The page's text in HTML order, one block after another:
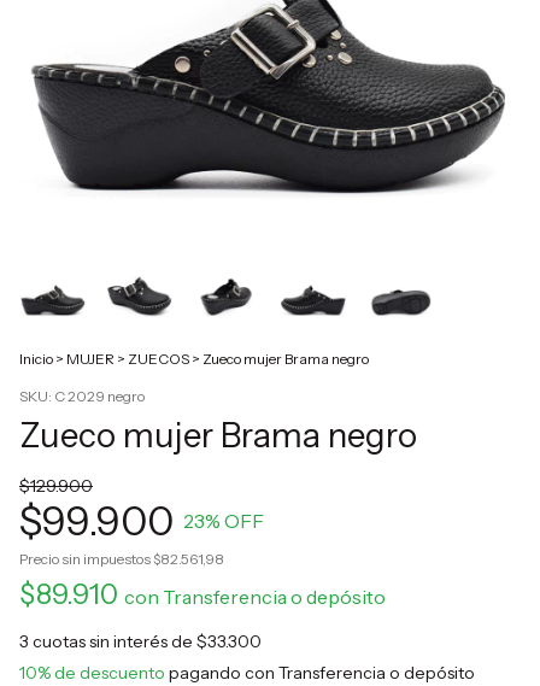
Inicio > MUJER > ZUECOS > Zueco mujer Brama negro
SKU: C 2029 negro
Zueco mujer Brama negro
$129.900
$99.900 23% OFF
Precio sin impuestos$82.561,98
$89.910 con Transferencia o depósito
3 cuotas sin interés de $33.300
10% de descuento pagando con Transferencia o depósito